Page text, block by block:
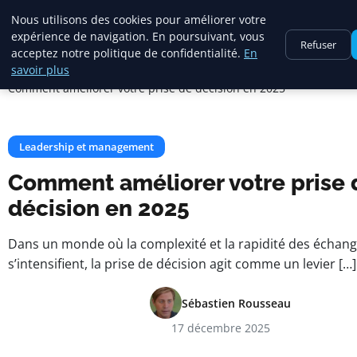
Maadi Gazette
Accueil
Leadership et management
Comment améliorer votre prise de décision en 2025
Leadership et management
Comment améliorer votre prise
décision en 2025
Dans un monde où la complexité et la rapidité des
s’intensifient, la prise de décision agit comme un levier […]
Sébastien Rousseau
17 décembre 2025
Nous utilisons des cookies pour améliorer votre
expérience de navigation. En poursuivant, vous
acceptez notre politique de confidentialité. En
savoir plus
Refuser